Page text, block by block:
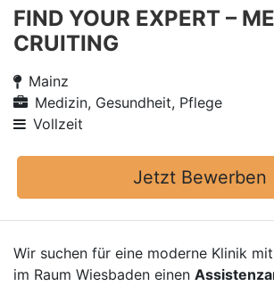
FIND YOUR EXPERT –
CRUITING
Mainz
Medizin, Gesundheit, Pflege
Vollzeit
Jetzt Bewerben
Wir suchen für eine moderne Klinik
im Raum Wiesbaden einen